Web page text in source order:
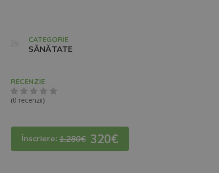
CATEGORIE
SĂNĂTATE
RECENZIE
(0 recenzii)
Înscriere:1.280€ 320€